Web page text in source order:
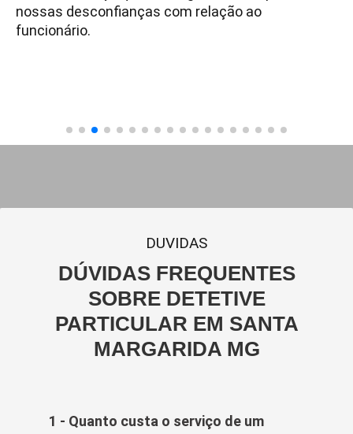
nossas desconfianças com relação ao
funcionário.
DUVIDAS
DÚVIDAS FREQUENTES
SOBRE DETETIVE
PARTICULAR EM SANTA
MARGARIDA MG
1 - Quanto custa o serviço de um